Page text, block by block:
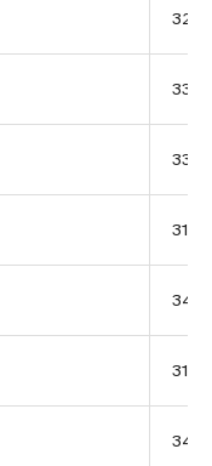
3350
3381
3122
3181